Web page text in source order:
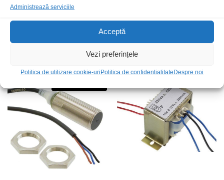
Administrează serviciile
Acceptă
Vezi preferințele
Politica de utilizare cookie-uriPolitica de confidentialitateDespre noi
Motor 2-5Vdc cu pompa de
16,00lei/Buc
Senzor inductiv PR18-5DP
18mm PNP-NO
120,00lei/Buc